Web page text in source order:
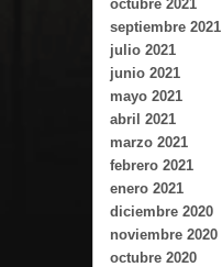
octubre 2021
septiembre 2021
julio 2021
junio 2021
mayo 2021
abril 2021
marzo 2021
febrero 2021
enero 2021
diciembre 2020
noviembre 2020
octubre 2020